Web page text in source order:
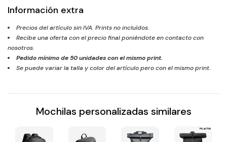
Información extra
Precios del artículo sin IVA. Prints no incluídos.
Recibe una oferta con el precio final poniéndote en contacto con
nosotros.
Pedido mínimo de50unidades con el mismo print.
Se puede variar la talla y color del artículo pero con el mismo print.
Mochilas personalizadas similares